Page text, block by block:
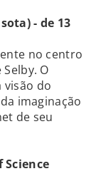
- de 13
no centro
O
visão do
imaginação
de seu